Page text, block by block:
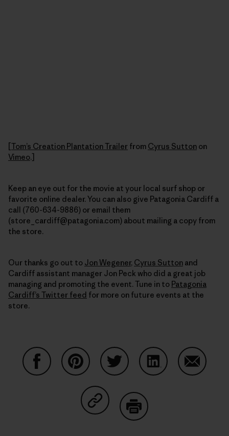
[Tom’s Creation Plantation Trailer from Cyrus Sutton on
Vimeo.]
Keep an eye out for the movie at your local surf shop or
favorite online dealer. You can also give Patagonia Cardiff a
call (760-634-9886) or email them
(store_cardiff@patagonia.com) about mailing a copy from
the store.
Our thanks go out to Jon Wegener, Cyrus Sutton and
Cardiff assistant manager Jon Peck who did a great job
managing and promoting the event. Tune in to Patagonia
Cardiff’s Twitter feed for more on future events at the
store.
Auf Copy Link teilen